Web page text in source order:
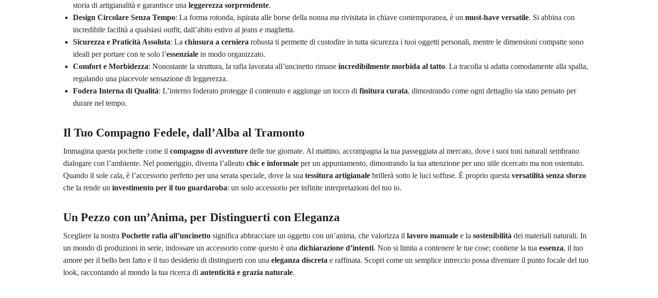
storia di artigianalità e garantisce una leggerezza sorprendente.
Design Circolare Senza Tempo: La forma rotonda, ispirata alle borse della nonna ma rivisitata in chiave contemporanea, è un must-have versatile. Si abbina con
incredibile facilità a qualsiasi outfit, dall’abito estivo al jeans e maglietta.
Sicurezza e Praticità Assoluta: La chiusura a cerniera robusta ti permette di custodire in tutta sicurezza i tuoi oggetti personali, mentre le dimensioni compatte sono
ideali per portare con te solo l’essenzialein modo organizzato.
Comfort e Morbidezza: Nonostante la struttura, la rafia lavorata all’uncinetto rimane incredibilmente morbida al tatto. La tracolla si adatta comodamente alla spalla,
regalando una piacevole sensazione di leggerezza.
Fodera Interna di Qualità: L’interno foderato protegge il contenuto e aggiunge un tocco di finitura curata, dimostrando come ogni dettaglio sia stato pensato per
durare nel tempo.
Il Tuo Compagno Fedele, dall’Alba al Tramonto
Immagina questa pochette come il compagno di avventuredelle tue giornate. Al mattino, accompagna la tua passeggiata al mercato, dove i suoi toni naturali sembrano
dialogare con l’ambiente. Nel pomeriggio, diventa l’alleato chic e informaleper un appuntamento, dimostrando la tua attenzione per uno stile ricercato ma non ostentato.
Quando il sole cala, è l’accessorio perfetto per una serata speciale, dove la sua tessitura artigianalebrillerà sotto le luci soffuse. È proprio questa versatilità senza sforzo
che la rende un investimento per il tuo guardaroba: un solo accessorio per infinite interpretazioni del tuo io.
Un Pezzo con un’Anima, per Distinguerti con Eleganza
Scegliere la nostra Pochette rafia all’uncinettosignifica abbracciare un oggetto con un’anima, che valorizza il lavoro manualee la sostenibilità dei materiali naturali. In
un mondo di produzioni in serie, indossare un accessorio come questo è una dichiarazione d’intenti. Non si limita a contenere le tue cose; contiene la tua essenza, il tuo
amore per il bello ben fatto e il tuo desiderio di distinguerti con una eleganza discreta e raffinata. Scopri come un semplice intreccio possa diventare il punto focale del tuo
look, raccontando al mondo la tua ricerca di autenticità e grazia naturale.